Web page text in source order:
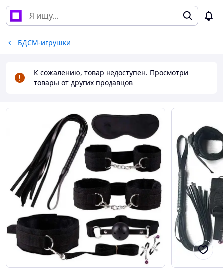
БДСМ-игрушки
К сожалению, товар недоступен. Просмотри
товары от других продавцов